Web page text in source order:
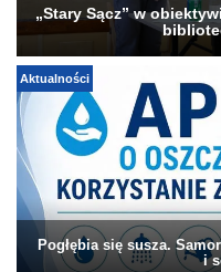
„Stary Sącz” w
Aktualności
Pogłębia się susza.
i